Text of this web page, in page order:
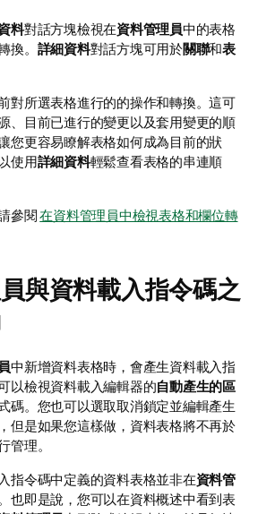
料對話方塊檢視在資料管理員中的表格
換。 詳細資料對話方塊可用於關聯和表
對所選表格進行的的操作和轉換。這可
、目前已進行的變更以及套用變更的順
您更容易瞭解表格如何成為目前的狀
使用詳細資料輕鬆查看表格的串連順
參閱在資料管理員中檢視表格和欄位轉
與資料載入指令碼之
中新增資料表格時，會產生資料載入指
以檢視資料載入編輯器的自動產生的區
碼。您也可以選取取消鎖定並編輯產生
但是如果您這樣做，資料表格將不再於
管理。
指令碼中定義的資料表格並非在資料管
也即是說，您可以在資料概述中看到表